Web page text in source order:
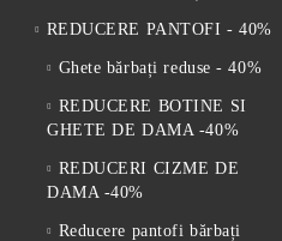
REDUCERE PANTOFI - 40%
Ghete bărbați reduse - 40%
REDUCERE BOTINE SI
GHETE DE DAMA -40%
REDUCERI CIZME DE
DAMA -40%
Reducere pantofi bărbați